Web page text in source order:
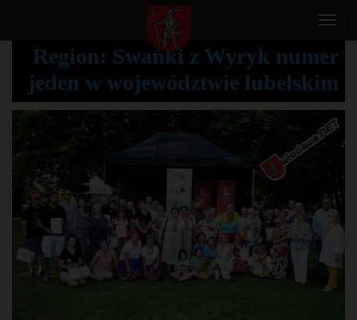
T
g
g
l
e
n
g
i
o
Region: Swańki z Wyryk numer
jeden w województwie lubelskim